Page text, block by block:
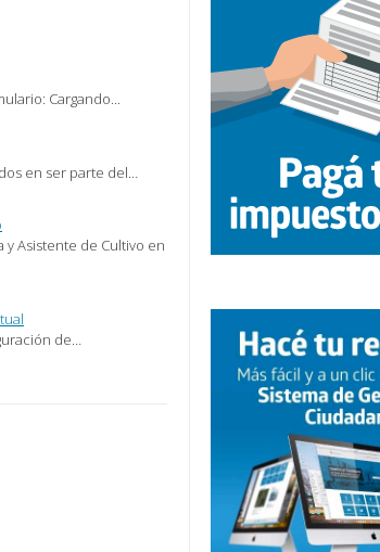
Cargando...
en ser parte del…
y Asistente de Cultivo en
de…